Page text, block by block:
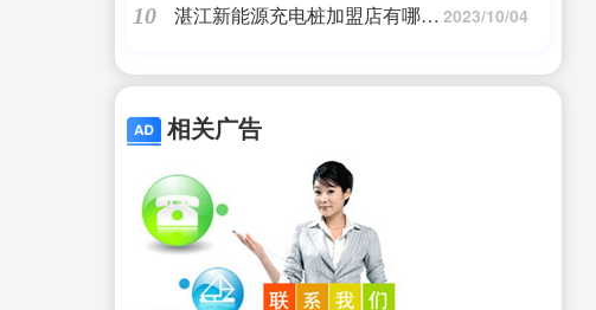
10
湛江新能源充电桩加盟店有哪些
招募合伙人，成功创业就在眼前
2023/10/04
相关广告